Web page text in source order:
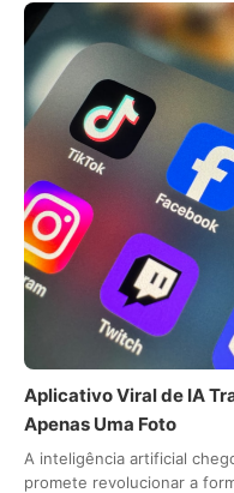
Aplicativo Viral de IA
Apenas Uma Foto
A inteligência artificial
promete revolucionar a